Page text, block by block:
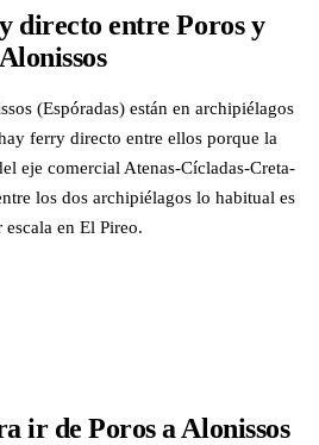
directo entre Poros y
Alonissos
(Espóradas) están en archipiélagos
ferry directo entre ellos porque la
eje comercial Atenas-Cícladas-Creta-
los dos archipiélagos lo habitual es
escala en El Pireo.
ir de Poros a Alonissos